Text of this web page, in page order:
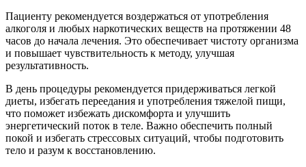
Пациенту рекомендуется воздержаться от употребления
алкоголя и любых наркотических веществ на протяжении 48
часов до начала лечения. Это обеспечивает чистоту организма
и повышает чувствительность к методу, улучшая
результативность.
В день процедуры рекомендуется придерживаться легкой
диеты, избегать переедания и употребления тяжелой пищи,
что поможет избежать дискомфорта и улучшить
энергетический поток в теле. Важно обеспечить полный
покой и избегать стрессовых ситуаций, чтобы подготовить
тело и разум к восстановлению.